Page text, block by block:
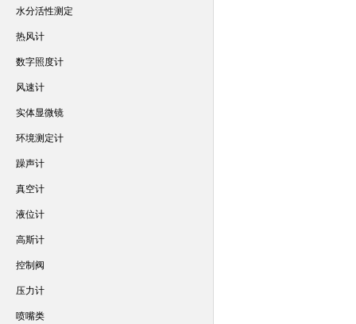
水分活性测定
热风计
数字照度计
风速计
实体显微镜
环境测定计
躁声计
真空计
液位计
高斯计
控制阀
压力计
喷嘴类